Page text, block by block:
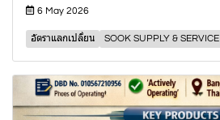
6 May 2026
อัตราแลกเปลี่ยน SOOK SUPPLY & SERVICE